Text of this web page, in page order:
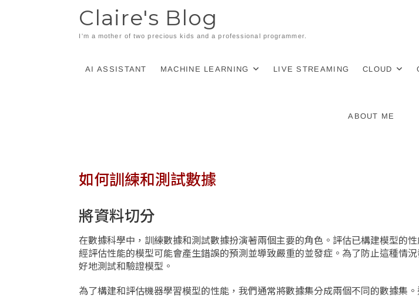
Claire's Blog
I'm a mother of two precious kids and a professional programmer.
AI ASSISTANT MACHINE LEARNING LIVE STREAMING CLOUD
ABOUT ME
如何訓練和測試數據
將資料切分
在數據科學中，訓練數據和測試數據扮演著兩個主要的角色。評估已構建模型的
經評估性能的模型可能會產生錯誤的預測並導致嚴重的並發症。為了防止這種情
好地測試和驗證模型。
為了構建和評估機器學習模型的性能，我們通常將數據集分成兩個不同的數據集